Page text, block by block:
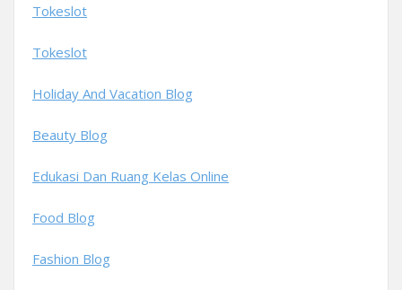
Tokeslot
Tokeslot
Holiday And Vacation Blog
Beauty Blog
Edukasi Dan Ruang Kelas Online
Food Blog
Fashion Blog